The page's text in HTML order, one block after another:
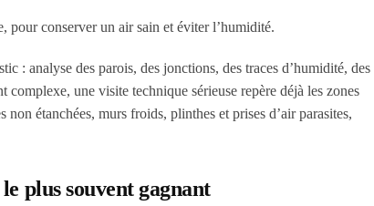
pour conserver un air sain et éviter l’humidité.
: analyse des parois, des jonctions, des traces d’humidité, des
complexe, une visite technique sérieuse repère déjà les zones
étanchées, murs froids, plinthes et prises d’air parasites,
plus souvent gagnant